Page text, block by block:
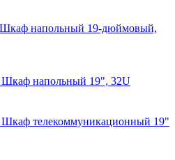
напольный 19-дюймовый,
напольный 19", 32U
телекоммуникационный 19"